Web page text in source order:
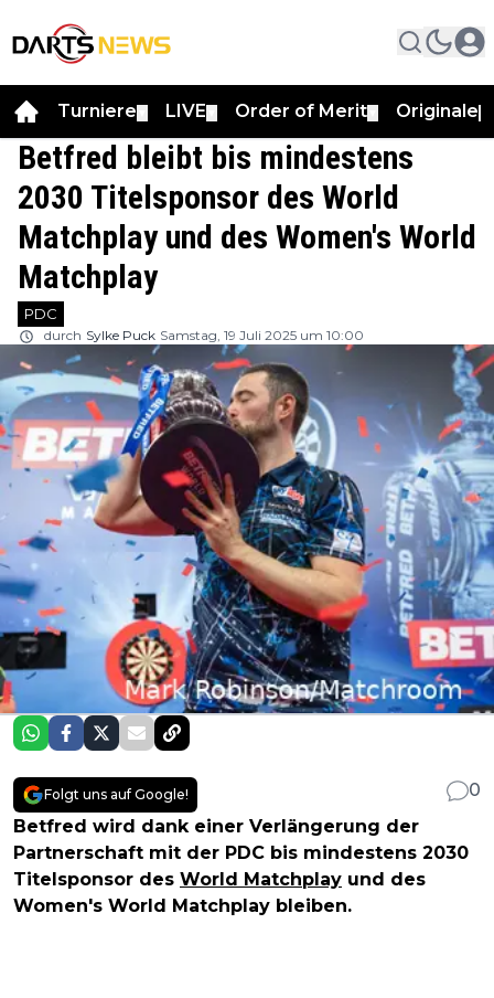
Turniere LIVE Order of Merit Originale
Betfred bleibt bis mindestens
2030 Titelsponsor des World
Matchplay und des Women's World
Matchplay
PDC
durch Sylke Puck Samstag, 19 Juli 2025 um 10:00
Folgt uns auf Google!
0
Betfred wird dank einer Verlängerung der
Partnerschaft mit der PDC bis mindestens 2030
Titelsponsor des World Matchplay und des
Women's World Matchplay bleiben.